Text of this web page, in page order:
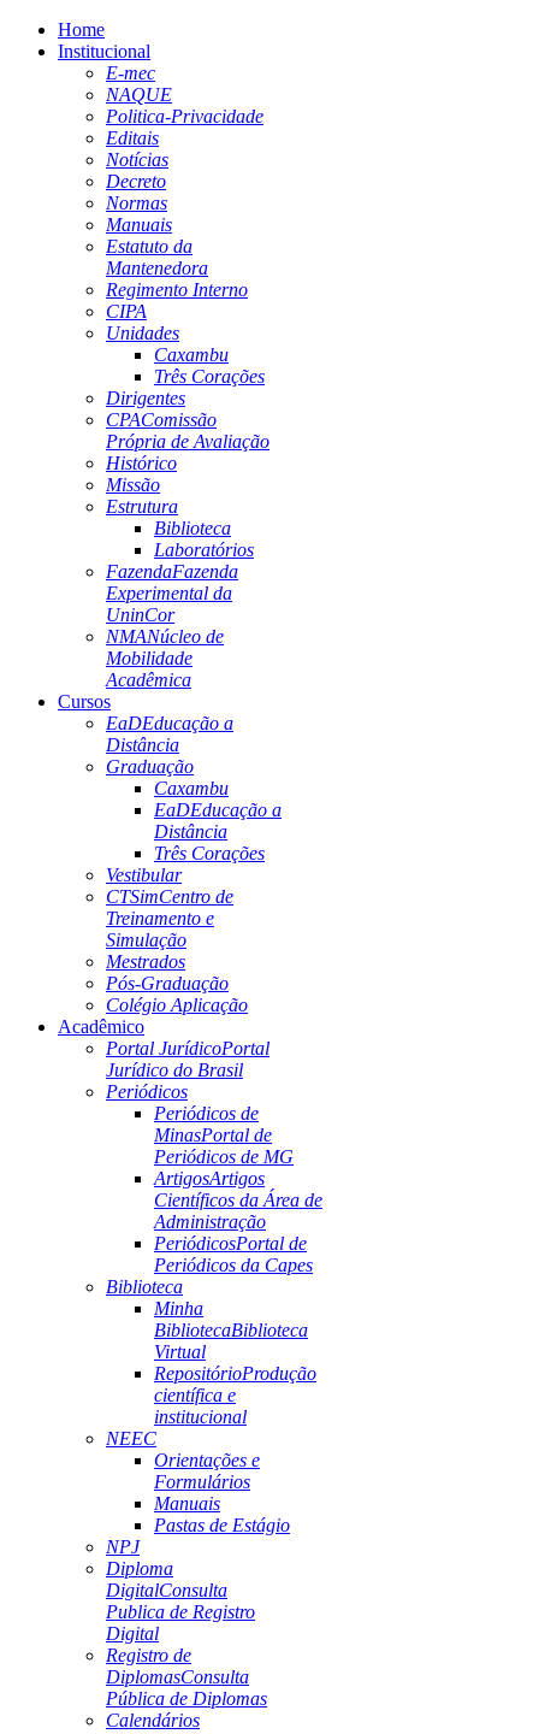
Home
Institucional
E-mec
NAQUE
Politica-Privacidade
Editais
Notícias
Decreto
Normas
Manuais
Estatuto da
Mantenedora
Regimento Interno
CIPA
Unidades
Caxambu
Três Corações
Dirigentes
CPAComissão
Própria de Avaliação
Histórico
Missão
Estrutura
Biblioteca
Laboratórios
FazendaFazenda
Experimental da
UninCor
NMANúcleo de
Mobilidade
Acadêmica
Cursos
EaDEducação a
Distância
Graduação
Caxambu
EaDEducação a
Distância
Três Corações
Vestibular
CTSimCentro de
Treinamento e
Simulação
Mestrados
Pós-Graduação
Colégio Aplicação
Acadêmico
Portal JurídicoPortal
Jurídico do Brasil
Periódicos
Periódicos de
MinasPortal de
Periódicos de MG
ArtigosArtigos
Científicos da Área de
Administração
PeriódicosPortal de
Periódicos da Capes
Biblioteca
Minha
BibliotecaBiblioteca
Virtual
RepositórioProdução
científica e
institucional
NEEC
Orientações e
Formulários
Manuais
Pastas de Estágio
NPJ
Diploma
DigitalConsulta
Publica de Registro
Digital
Registro de
DiplomasConsulta
Pública de Diplomas
Calendários